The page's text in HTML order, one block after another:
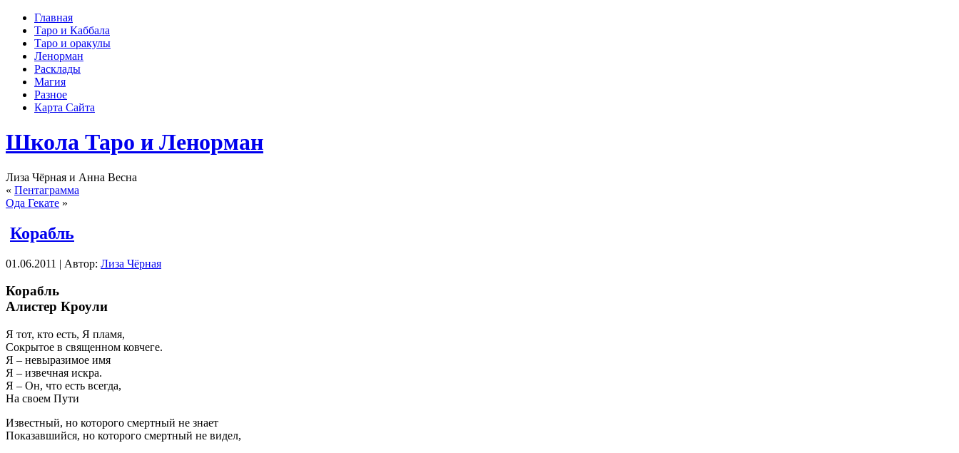
Главная
Таро и Каббала
Таро и оракулы
Ленорман
Расклады
Магия
Разное
Карта Сайта
Школа Таро и Ленорман
Лиза Чёрная и Анна Весна
« Пентаграмма
Ода Гекате »
Корабль
01.06.2011 | Автор: Лиза Чёрная
Корабль
Алистер Кроули
Я тот, кто есть, Я пламя,
Сокрытое в священном ковчеге.
Я – невыразимое имя
Я – извечная искра.
Я – Он, что есть всегда,
На своем Пути
Известный, но которого смертный не знает
Показавшийся, но которого смертный не видел,